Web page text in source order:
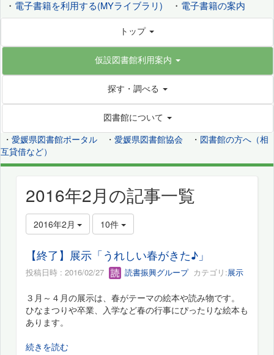
・ 電子書籍を利用する(MYライブラリ) ・ 電子書籍の案内
トップ
仮設図書館利用案内
探す・調べる
図書館について
・ 愛媛県図書館ポータル ・ 愛媛県図書館協会 ・ 図書館の方へ（相
互貸借など）
2016年2月の記事一覧
2016年2月 10件
【終了】展示「うれしい春がきた♪」
投稿日時 : 2016/02/27 読書振興グループカテゴリ:展示
３月～４月の展示は、春がテーマの絵本や読み物です。
ひなまつりや卒業、入学など春の行事にぴったりな絵本も
あります。
続きを読む